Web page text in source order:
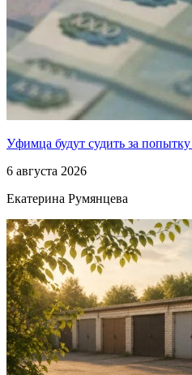
Уфимца будут судить за
6 августа 2026
Екатерина Румянцева